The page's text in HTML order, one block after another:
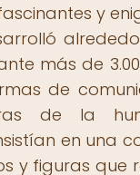
y
más de
de
de la
en una
y figuras que